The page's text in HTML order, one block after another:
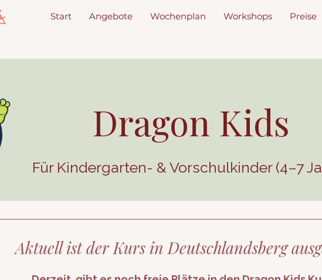
Start Angebote Wochenplan Workshops Preise
Dragon Kids
Für Kindergarten- & Vorschulkinder (4–7
Aktuell ist der Kurs in Deutschlandsberg